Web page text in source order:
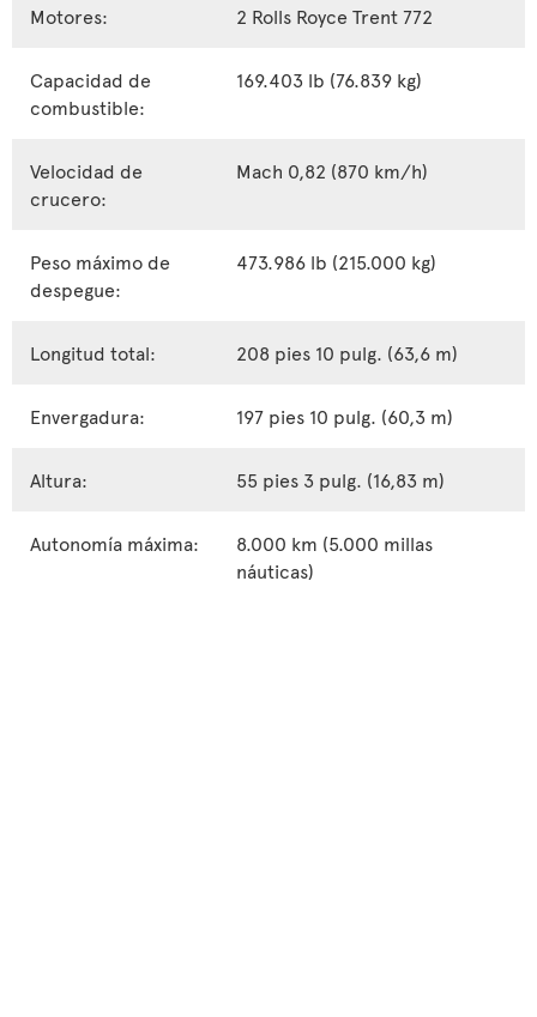
Motores: 2 Rolls Royce Trent 772
Capacidad de
combustible:
169.403 lb (76.839 kg)
Velocidad de
crucero:
Mach 0,82 (870 km/h)
Peso máximo de
despegue:
473.986 lb (215.000 kg)
Longitud total: 208 pies 10 pulg. (63,6 m)
Envergadura: 197 pies 10 pulg. (60,3 m)
Altura: 55 pies 3 pulg. (16,83 m)
Autonomía máxima:
8.000 km (5.000 millas
náuticas)